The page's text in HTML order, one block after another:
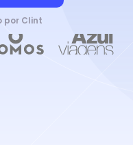
por Clint